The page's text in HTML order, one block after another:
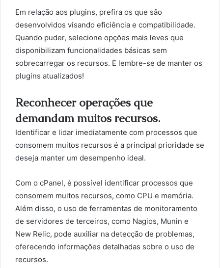
Em relação aos plugins, prefira os que são
desenvolvidos visando eficiência e compatibilidade.
Quando puder, selecione opções mais leves que
disponibilizam funcionalidades básicas sem
sobrecarregar os recursos. E lembre-se de manter os
plugins atualizados!
Reconhecer operações que
demandam muitos recursos.
Identificar e lidar imediatamente com processos que
consomem muitos recursos é a principal prioridade se
deseja manter um desempenho ideal.
Com o cPanel, é possível identificar processos que
consomem muitos recursos, como CPU e memória.
Além disso, o uso de ferramentas de monitoramento
de servidores de terceiros, como Nagios, Munin e
New Relic, pode auxiliar na detecção de problemas,
oferecendo informações detalhadas sobre o uso de
recursos.